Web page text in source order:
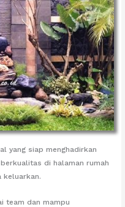
yang siap menghadirkan
di halaman rumah
keluarkan.
team dan mampu